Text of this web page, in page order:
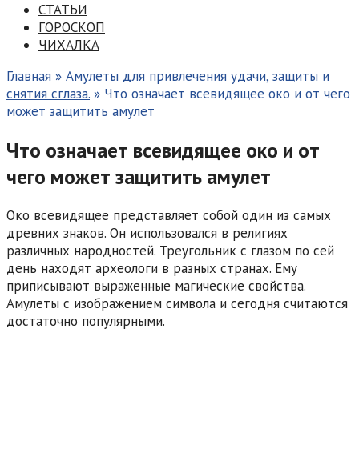
СТАТЬИ
ГОРОСКОП
ЧИХАЛКА
Главная » Амулеты для привлечения удачи, защиты и
снятия сглаза. » Что означает всевидящее око и от чего
может защитить амулет
Что означает всевидящее око и от
чего может защитить амулет
Око всевидящее представляет собой один из самых
древних знаков. Он использовался в религиях
различных народностей. Треугольник с глазом по сей
день находят археологи в разных странах. Ему
приписывают выраженные магические свойства.
Амулеты с изображением символа и сегодня считаются
достаточно популярными.